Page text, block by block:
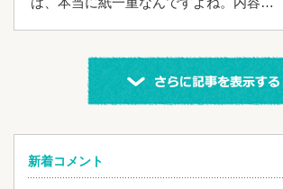
新着コメント